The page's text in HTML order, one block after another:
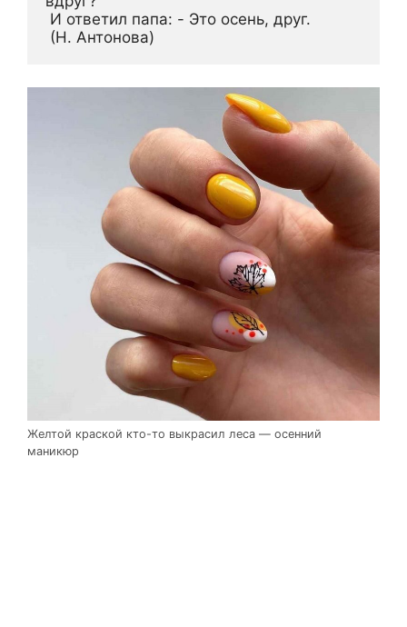
И ответил папа: - Это осень, друг.
(Н. Антонова)
Желтой краской кто-то выкрасил леса — осенний
маникюр